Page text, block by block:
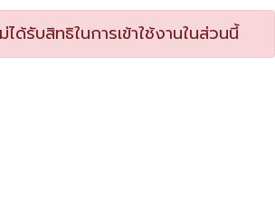
ด้รับสิทธิในการเข้าใช้งานในส่วนนี้